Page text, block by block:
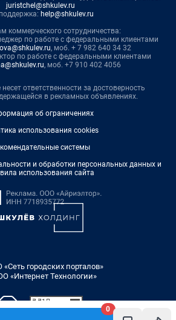
0
juristchel@shkulev.ru
help@shkulev.ru
коммерческого сотрудничества:
по работе с федеральными клиентами
, моб. + 7 982 640 34 32
по работе с федеральными клиентами
, моб. +7 910 402 4056
ответственности за достоверность
в рекламных объявлениях.
об ограничениях
использования cookies
системы
и обработки персональных данных и
использования сайта
городских порталов»
«Интернет Технологии»